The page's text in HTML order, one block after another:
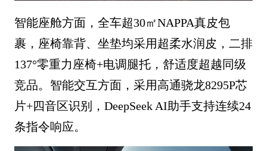
智能座舱方面，全车超30㎡NAPPA真皮包
裹，座椅靠背、坐垫均采用超柔水润皮，二排
137°零重力座椅+电调腿托，舒适度超越同级
竞品。智能交互方面，采用高通骁龙8295P芯
片+四音区识别，DeepSeek AI助手支持连续24
条指令响应。